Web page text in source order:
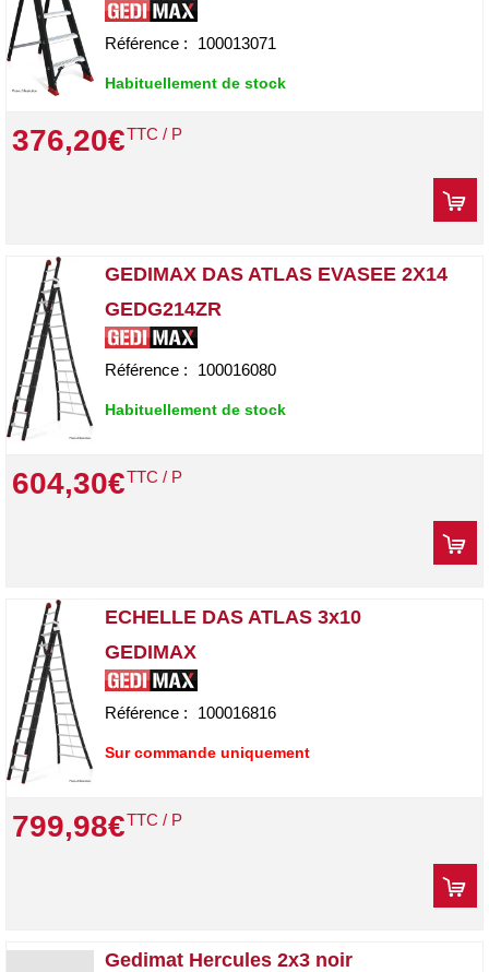
Référence : 100013071
Habituellement de stock
376,20€TTC / P
GEDIMAX DAS ATLAS EVASEE 2X14
GEDG214ZR
Référence : 100016080
Habituellement de stock
604,30€TTC / P
ECHELLE DAS ATLAS 3x10
GEDIMAX
Référence : 100016816
Sur commande uniquement
799,98€TTC / P
Gedimat Hercules 2x3 noir